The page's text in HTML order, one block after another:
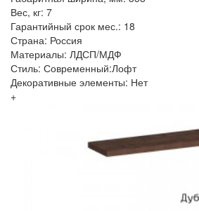
Вес, кг: 7
Гарантийный срок мес.: 18
Страна: Россия
Материалы: ЛДСП/МДФ
Стиль: Современный:Лофт
Декоративные элементы: Нет
+